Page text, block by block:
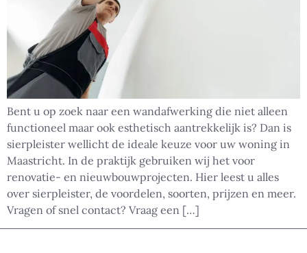
Bent u op zoek naar een wandafwerking die niet alleen
functioneel maar ook esthetisch aantrekkelijk is? Dan is
sierpleister wellicht de ideale keuze voor uw woning in
Maastricht. In de praktijk gebruiken wij het voor
renovatie- en nieuwbouwprojecten. Hier leest u alles
over sierpleister, de voordelen, soorten, prijzen en meer.
Vragen of snel contact? Vraag een […]